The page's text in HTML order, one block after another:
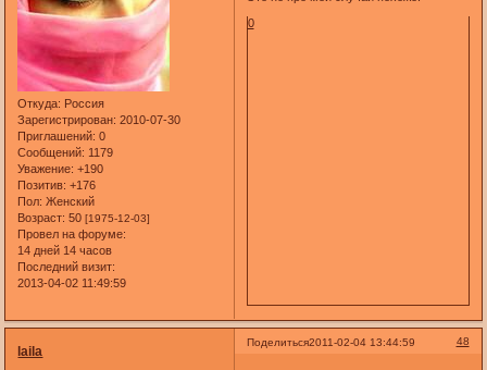
Откуда: Россия
Зарегистрирован: 2010-07-30
Приглашений: 0
Сообщений: 1179
Уважение: +190
Позитив: +176
Пол: Женский
Возраст: 50[1975-12-03]
Провел на форуме:
14 дней 14 часов
Последний визит:
2013-04-02 11:49:59
0
Поделиться 48
2011-02-04 13:44:59
laila